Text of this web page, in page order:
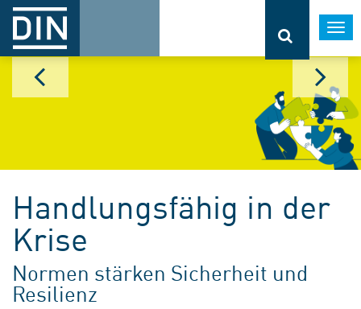
Handlungsfähig in der
Krise
Normen stärken Sicherheit und
Resilienz